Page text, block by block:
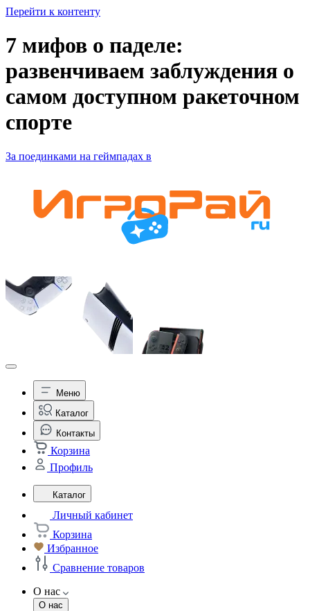
Перейти к контенту
7 мифов о паделе:
развенчиваем заблуждения о
самом доступном ракеточном
спорте
За поединками на геймпадах в
Меню
Каталог
Контакты
Корзина
Профиль
Каталог
Личный кабинет
Корзина
Избранное
Сравнение товаров
О нас
О нас